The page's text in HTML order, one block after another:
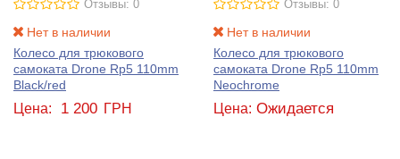
Отзывы: 0
Нет в наличии
Колесо для трюкового
самоката Drone Rp5 110mm
Black/red
Цена: 1 200 ГРН
Отзывы: 0
Нет в наличии
Колесо для трюкового
самоката Drone Rp5 110mm
Neochrome
Цена: Ожидается